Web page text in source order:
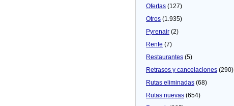
Ofertas (127)
Otros (1.935)
Pyrenair (2)
Renfe (7)
Restaurantes (5)
Retrasos y cancelaciones (290)
Rutas eliminadas (68)
Rutas nuevas (654)